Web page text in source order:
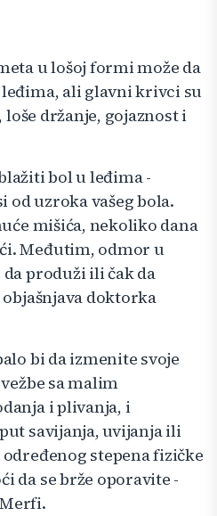
u lošoj formi može da
ali glavni krivci su
držanje, gojaznost i
bol u leđima -
od uzroka vašeg bola.
mišića, nekoliko dana
Međutim, odmor u
produži ili čak da
doktorka
bi da izmenite svoje
sa malim
i plivanja, i
savijanja, uvijanja ili
stepena fizičke
da se brže oporavite -